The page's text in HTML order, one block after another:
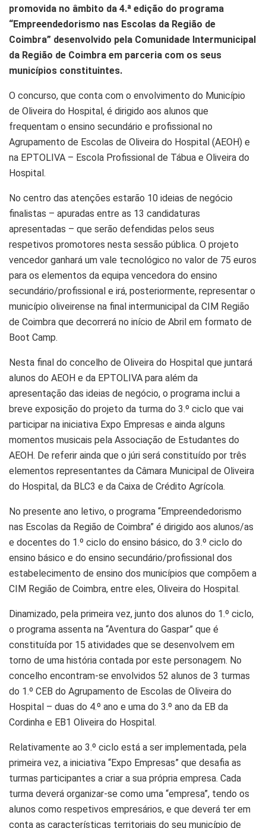
promovida no âmbito da 4.ª edição do programa
“Empreendedorismo nas Escolas da Região de
Coimbra” desenvolvido pela Comunidade Intermunicipal
da Região de Coimbra em parceria com os seus
municípios constituintes.
O concurso, que conta com o envolvimento do Município
de Oliveira do Hospital, é dirigido aos alunos que
frequentam o ensino secundário e profissional no
Agrupamento de Escolas de Oliveira do Hospital (AEOH) e
na EPTOLIVA – Escola Profissional de Tábua e Oliveira do
Hospital.
No centro das atenções estarão 10 ideias de negócio
finalistas – apuradas entre as 13 candidaturas
apresentadas – que serão defendidas pelos seus
respetivos promotores nesta sessão pública. O projeto
vencedor ganhará um vale tecnológico no valor de 75 euros
para os elementos da equipa vencedora do ensino
secundário/profissional e irá, posteriormente, representar o
município oliveirense na final intermunicipal da CIM Região
de Coimbra que decorrerá no início de Abril em formato de
Boot Camp.
Nesta final do concelho de Oliveira do Hospital que juntará
alunos do AEOH e da EPTOLIVA para além da
apresentação das ideias de negócio, o programa inclui a
breve exposição do projeto da turma do 3.º ciclo que vai
participar na iniciativa Expo Empresas e ainda alguns
momentos musicais pela Associação de Estudantes do
AEOH. De referir ainda que o júri será constituído por três
elementos representantes da Câmara Municipal de Oliveira
do Hospital, da BLC3 e da Caixa de Crédito Agrícola.
No presente ano letivo, o programa “Empreendedorismo
nas Escolas da Região de Coimbra” é dirigido aos alunos/as
e docentes do 1.º ciclo do ensino básico, do 3.º ciclo do
ensino básico e do ensino secundário/profissional dos
estabelecimento de ensino dos municípios que compõem a
CIM Região de Coimbra, entre eles, Oliveira do Hospital.
Dinamizado, pela primeira vez, junto dos alunos do 1.º ciclo,
o programa assenta na “Aventura do Gaspar” que é
constituída por 15 atividades que se desenvolvem em
torno de uma história contada por este personagem. No
concelho encontram-se envolvidos 52 alunos de 3 turmas
do 1.º CEB do Agrupamento de Escolas de Oliveira do
Hospital – duas do 4.º ano e uma do 3.º ano da EB da
Cordinha e EB1 Oliveira do Hospital.
Relativamente ao 3.º ciclo está a ser implementada, pela
primeira vez, a iniciativa “Expo Empresas” que desafia as
turmas participantes a criar a sua própria empresa. Cada
turma deverá organizar-se como uma “empresa”, tendo os
alunos como respetivos empresários, e que deverá ter em
conta as características territoriais do seu município de